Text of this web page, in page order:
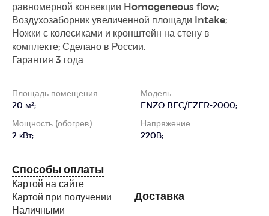
равномерной конвекции Homogeneous flow;
Воздухозаборник увеличенной площади Intake;
Ножки с колесиками и кронштейн на стену в
комплекте; Сделано в России.
Гарантия 3 года
Площадь помещения
20 м²;
Модель
ENZO BEC/EZER-2000;
Мощность (обогрев)
2 кВт;
Напряжение
220В;
Способы оплаты
Картой на сайте
Картой при получении
Наличными
Доставка